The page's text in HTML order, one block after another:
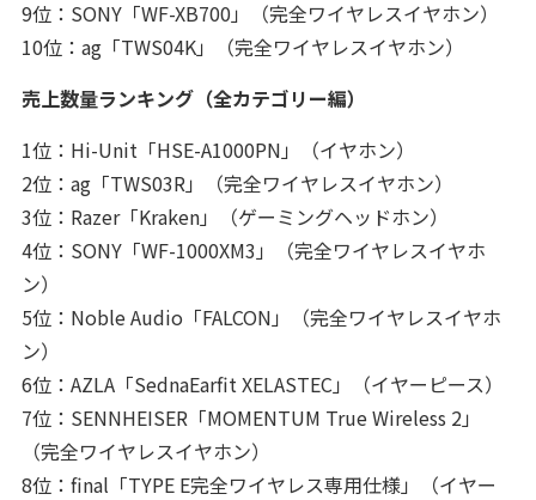
9位：SONY「WF-XB700」（完全ワイヤレスイヤホン）
10位：ag「TWS04K」（完全ワイヤレスイヤホン）
売上数量ランキング（全カテゴリー編）
1位：Hi-Unit「HSE-A1000PN」（イヤホン）
2位：ag「TWS03R」（完全ワイヤレスイヤホン）
3位：Razer「Kraken」（ゲーミングヘッドホン）
4位：SONY「WF-1000XM3」（完全ワイヤレスイヤホ
ン）
5位：Noble Audio「FALCON」（完全ワイヤレスイヤホ
ン）
6位：AZLA「SednaEarfit XELASTEC」（イヤーピース）
7位：SENNHEISER「MOMENTUM True Wireless 2」
（完全ワイヤレスイヤホン）
8位：final「TYPE E完全ワイヤレス専用仕様」（イヤー